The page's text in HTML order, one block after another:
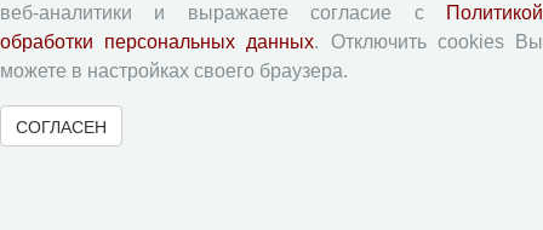
Вопросы территориального развития
Социальное пространство
Юный экономист
АгроЗооТехника
веб-аналитики и выражаете согласие с
Политикой
обработки персональных данных. Отключить cookies Вы
можете в настройках своего браузера.
СОГЛАСЕН